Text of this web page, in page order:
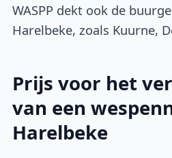
WASPP dekt ook de
Harelbeke, zoals Kuurne,
Prijs voor het
van een
Harelbeke